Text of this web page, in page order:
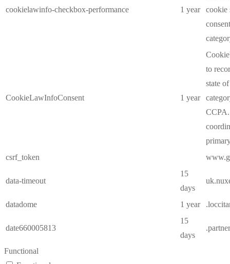
cookielawinfo-checkbox-performance 1 year
cookie
CookieLawInfoConsent 1 year
to
state
csrf_token
data-timeout
15
days
datadome 1 year
date660005813
15
days
Functional